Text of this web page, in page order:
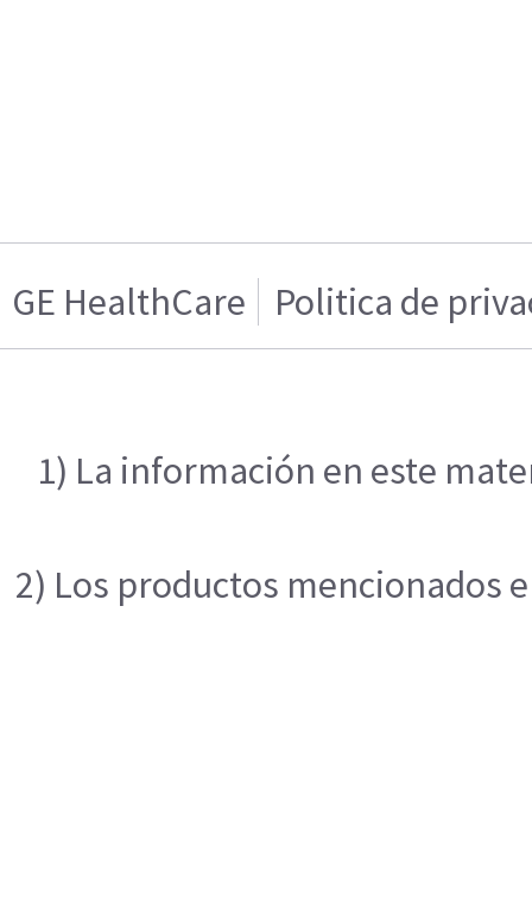
GE HealthCare Politica de
1) La información en este
2) Los productos mencionados